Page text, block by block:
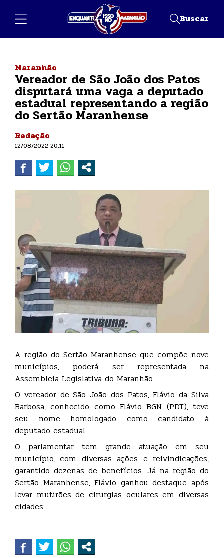
Buscar
Maranhão
Vereador de São João dos Patos
disputará uma vaga a deputado
estadual representando a região
do Sertão Maranhense
Redação
12/08/2022 20:11
A região do Sertão Maranhense que compõe nove
municípios, poderá ser representada na
Assembleia Legislativa do Maranhão.
O vereador de São João dos Patos, Flávio da Silva
Barbosa, conhecido como Flávio BGN (PDT), teve
seu nome homologado como candidato à
deputado estadual.
O parlamentar tem grande atuação em seu
município, com diversas ações e reivindicações,
garantido dezenas de benefícios. Já na região do
Sertão Maranhense, Flávio ganhou destaque após
levar mutirões de cirurgias oculares em diversas
cidades.